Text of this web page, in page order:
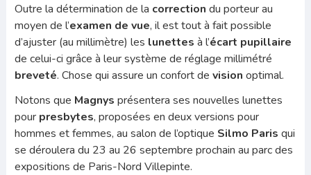
Outre la détermination de la correction du porteur au
moyen de l’examen de vue, il est tout à fait possible
d’ajuster (au millimètre) les lunettes à l’écart pupillaire
de celui-ci grâce à leur système de réglage millimétré
breveté. Chose qui assure un confort de vision optimal.
Notons que Magnys présentera ses nouvelles lunettes
pour presbytes, proposées en deux versions pour
hommes et femmes, au salon de l’optique Silmo Paris qui
se déroulera du 23 au 26 septembre prochain au parc des
expositions de Paris-Nord Villepinte.